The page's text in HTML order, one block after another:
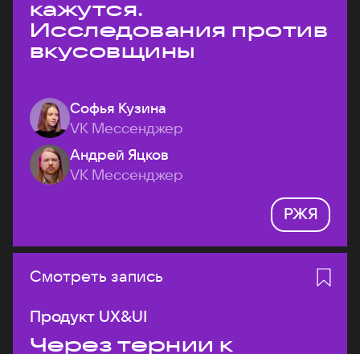
кажутся.
Исследования против
вкусовщины
Софья Кузина
VK Мессенджер
Андрей Яцков
VK Мессенджер
РЖЯ
Смотреть запись
Продукт UX&UI
Через тернии к